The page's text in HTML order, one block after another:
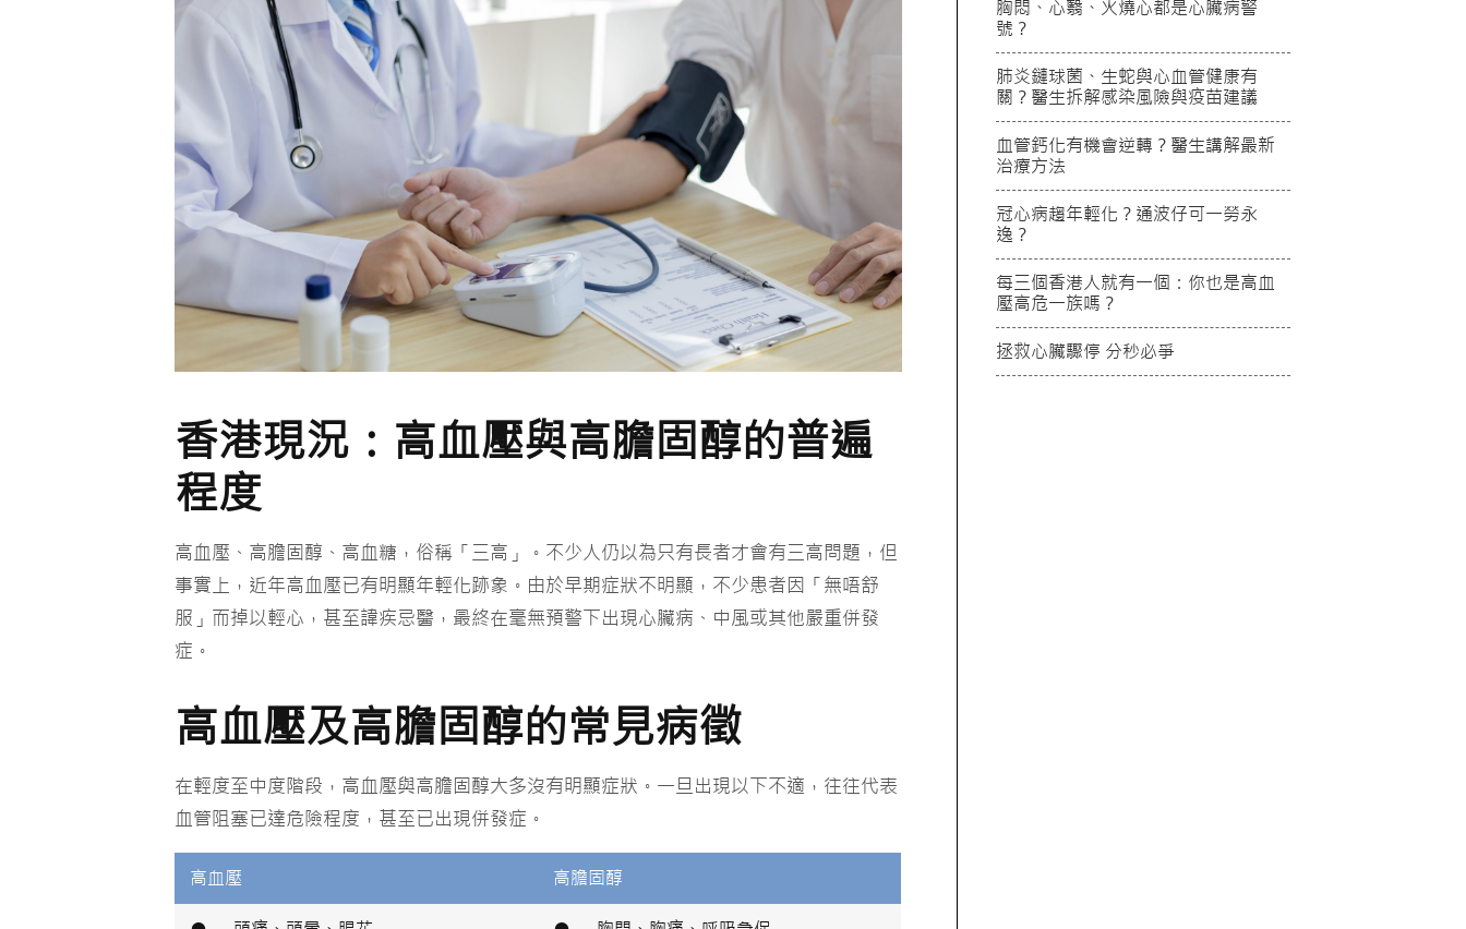
香港現況：高血壓與高膽固醇的普遍
程度
高血壓、高膽固醇、高血糖，俗稱「三高」。不少人仍以為只有長者才會有三高問題，但
事實上，近年高血壓已有明顯年輕化跡象。由於早期症狀不明顯，不少患者因「無唔舒
服」而掉以輕心，甚至諱疾忌醫，最終在毫無預警下出現心臟病、中風或其他嚴重併發
症。
高血壓及高膽固醇的常見病徵
在輕度至中度階段，高血壓與高膽固醇大多沒有明顯症狀。一旦出現以下不適，往往代表
血管阻塞已達危險程度，甚至已出現併發症。
高血壓 高膽固醇
胸悶、心翳、火燒心都是心臟病警
號？
肺炎鏈球菌、生蛇與心血管健康有
關？醫生拆解感染風險與疫苗建議
血管鈣化有機會逆轉？醫生講解最新
治療方法
冠心病趨年輕化？通波仔可一勞永
逸？
每三個香港人就有一個：你也是高血
壓高危一族嗎？
拯救心臟驟停 分秒必爭